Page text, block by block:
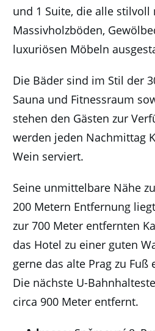
und 1 Suite, die alle stilvoll
Massivholzböden,
luxuriösen Möbeln
Die Bäder sind im Stil der
Sauna und Fitnessraum
stehen den Gästen zur
werden jeden Nachmittag
Wein serviert.
Seine unmittelbare Nähe
200 Metern Entfernung
zur 700 Meter entfernten
das Hotel zu einer guten
gerne das alte Prag zu
Die nächste U-
circa 900 Meter entfernt.